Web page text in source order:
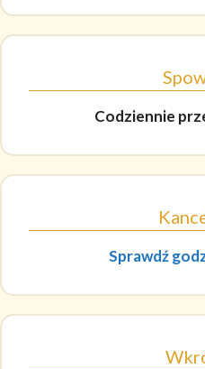
Codziennie
Sprawdź